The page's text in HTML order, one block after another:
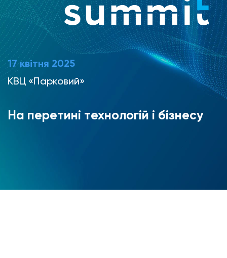
17 квітня 2025
КВЦ «Парковий»
На перетині технологій і бізнесу